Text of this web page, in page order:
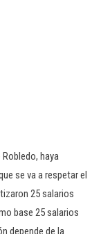
haya
se va a respetar el
25 salarios
base 25 salarios
depende de la